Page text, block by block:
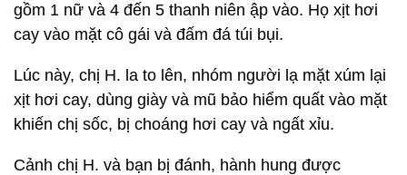
gồm 1 nữ và 4 đến 5 thanh niên ập vào. Họ xịt hơi
cay vào mặt cô gái và đấm đá túi bụi.
Lúc này, chị H. la to lên, nhóm người lạ mặt xúm lại
xịt hơi cay, dùng giày và mũ bảo hiểm quất vào mặt
khiến chị sốc, bị choáng hơi cay và ngất xỉu.
Cảnh chị H. và bạn bị đánh, hành hung được